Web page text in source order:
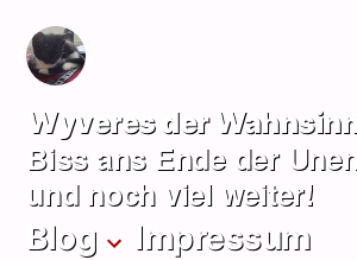
Zum
Inhalt
springen
Wyveres der
Biss ans Ende der
und noch viel weiter!
Blog Impressum